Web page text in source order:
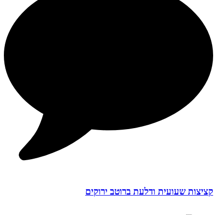
קציצות שעועית ודלעת ברוטב ירוקים